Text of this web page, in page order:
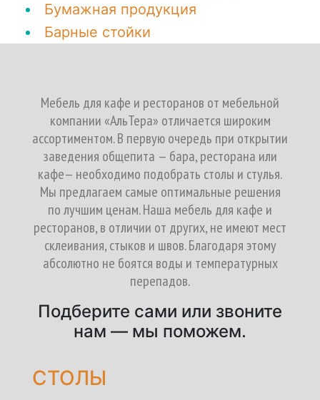
Бумажная продукция
Барные стойки
Мебель для кафе и ресторанов от мебельной
компании «АльТера» отличается широким
ассортиментом. В первую очередь при открытии
заведения общепита — бара, ресторана или
кафе— необходимо подобрать столы и стулья.
Мы предлагаем самые оптимальные решения
по лучшим ценам. Наша мебель для кафе и
ресторанов, в отличии от других, не имеют мест
склеивания, стыков и швов. Благодаря этому
абсолютно не боятся воды и температурных
перепадов.
Подберите сами или звоните
нам — мы поможем.
СТОЛЫ